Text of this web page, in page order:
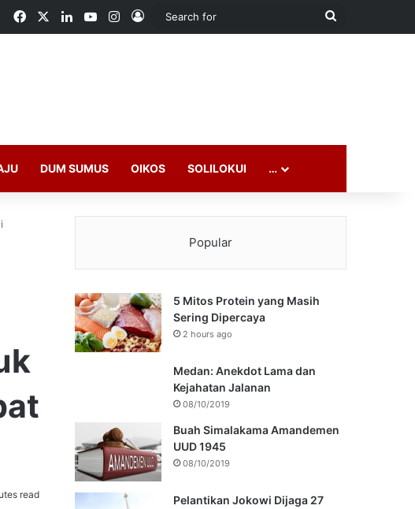
FacebookLinkedInYouTubeInstagram
Log In
Search
DUM SUMUS OIKOS SOLILOKUI …
read
Popular
5 Mitos Protein yang Masih
Sering Dipercaya
2 hours ago
Medan: Anekdot Lama dan
Kejahatan Jalanan
08/10/2019
Buah Simalakama Amandemen
UUD 1945
08/10/2019
Pelantikan Jokowi Dijaga 27